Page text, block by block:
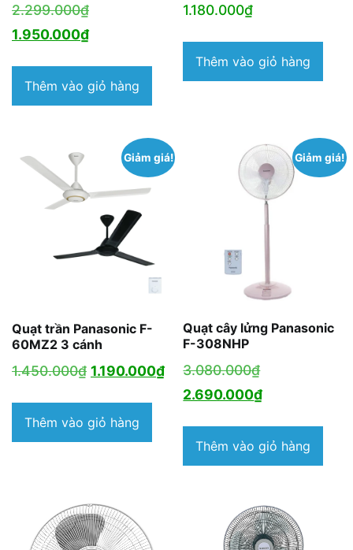
2.299.000₫Giá
gốc
2.299.000₫.
1.950.000₫Giá
tại
là:
Thêm vào giỏ hàng
1.180.000₫
Thêm vào giỏ hàng
Giảm giá!
Quạt trần Panasonic F-
60MZ2 3 cánh
1.450.000₫ Giá
là:
1.450.000₫.
1.190.000₫Giá
hiện
1.190.000₫.
Thêm vào giỏ hàng
Giảm giá!
Quạt cây lửng Panasonic
F-308NHP
3.080.000₫Giá
gốc
3.080.000₫.
2.690.000₫Giá
tại
là:
Thêm vào giỏ hàng